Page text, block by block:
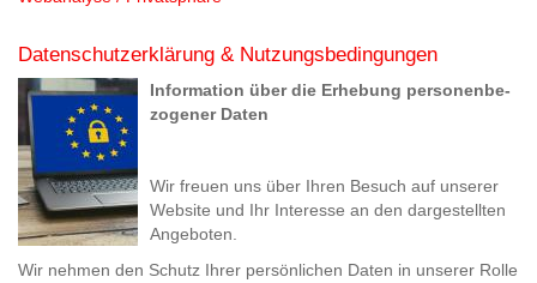
Da­ten­schutz­er­klä­rung & Nut­zungs­be­din­gun­gen
In­for­ma­ti­on über die Er­he­bung per­so­nen­be­
zo­ge­ner Daten
Wir freu­en uns über Ihren Be­such auf un­se­rer
Web­site und Ihr In­ter­es­se an den dar­ge­stell­ten
An­ge­bo­ten.
Wir neh­men den Schutz Ihrer per­sön­li­chen Daten in un­se­rer Rolle